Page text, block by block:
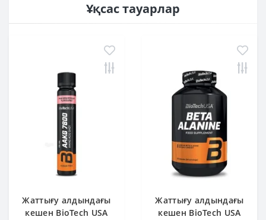
Ұқсас тауарлар
Жаттығу алдындағы
кешен BioTech USA
Жаттығу алдындағы
кешен BioTech USA